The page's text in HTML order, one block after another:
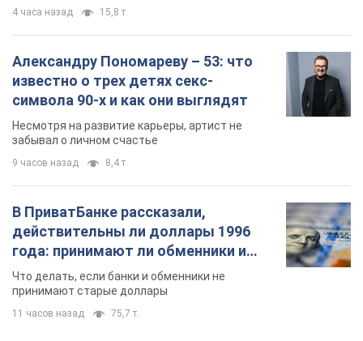
4 часа назад 15,8 т.
Александру Пономареву – 53: что
известно о трех детях секс-
символа 90-х и как они выглядят
Несмотря на развитие карьеры, артист не
забывал о личном счастье
9 часов назад 8,4 т.
В ПриватБанке рассказали,
действительны ли доллары 1996
года: принимают ли обменники и
банки такие купюры
Что делать, если банки и обменники не
принимают старые доллары
11 часов назад 75,7 т.